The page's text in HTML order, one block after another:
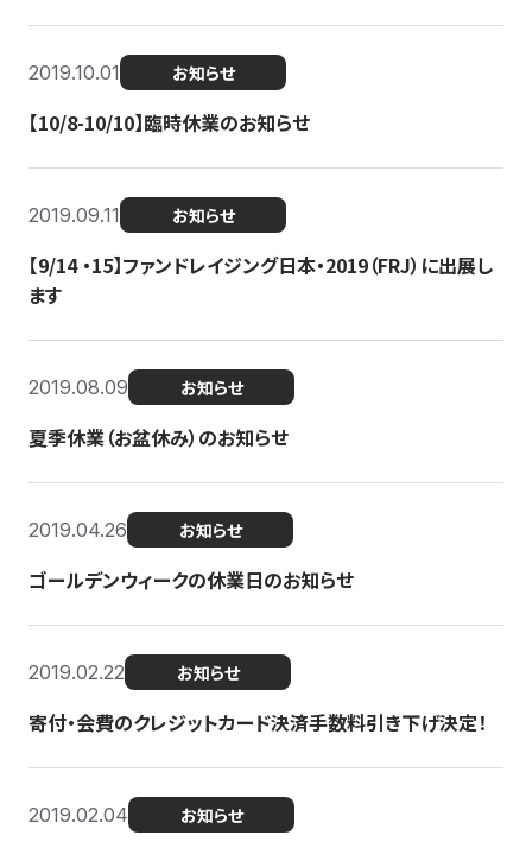
2019.10.01 お知らせ
【10/8-10/10】臨時休業のお知らせ
2019.09.11 お知らせ
【9/14 ・15】ファンドレイジング日本・2019（FRJ）に出展し
ます
2019.08.09 お知らせ
夏季休業（お盆休み）のお知らせ
2019.04.26 お知らせ
ゴールデンウィークの休業日のお知らせ
2019.02.22 お知らせ
寄付・会費のクレジットカード決済手数料引き下げ決定！
2019.02.04 お知らせ